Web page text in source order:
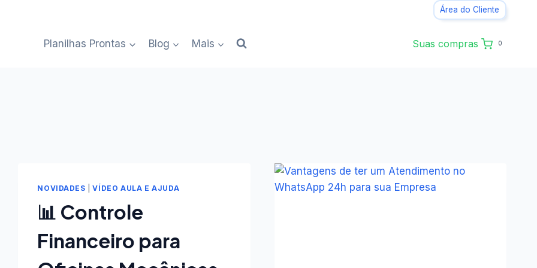
Área do Cliente
Planilhas Prontas Blog Mais Suas compras 0
NOVIDADES |VÍDEO AULA E AJUDA
📊 Controle
Financeiro para